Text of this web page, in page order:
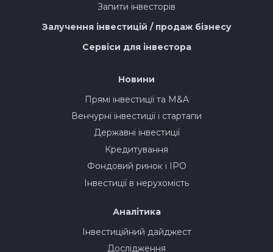
Запити інвесторів
Залучення інвестицій / продаж бізнесу
Сервіси для інвестора
Новини
Прямі інвестиції та M&A
Венчурні інвестиції і стартапи
Державні інвестиції
Кредитування
Фондовий ринок і IPO
Інвестиції в нерухомість
Аналітика
Інвестиційний дайджест
Дослідження